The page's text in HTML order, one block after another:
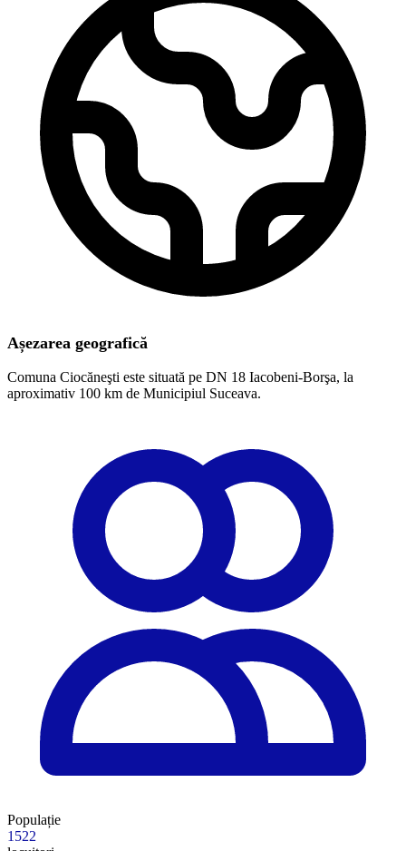
Așezarea geografică
Comuna Ciocăneşti este situată pe DN 18 Iacobeni-Borşa, la
aproximativ 100 km de Municipiul Suceava.
Populație
1522